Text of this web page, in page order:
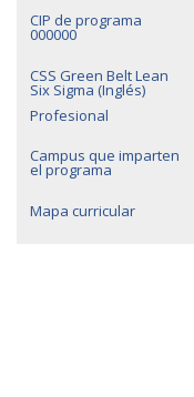
CIP de programa
000000
CSS Green Belt Lean
Six Sigma (Inglés)
Profesional
Campus que imparten
el programa
Mapa curricular